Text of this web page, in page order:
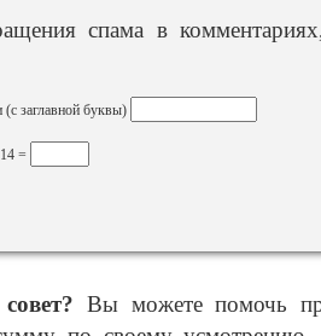
спама в
заглавной буквы)
=
Вы можете помочь